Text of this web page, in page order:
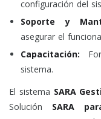
configuración del
Soporte y
asegurar el
Capacitación:
sistema.
El sistema SARA
Solución SARA